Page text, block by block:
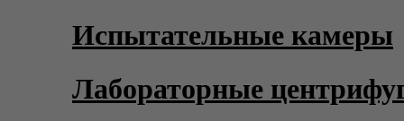
Испытательные камеры
Лабораторные